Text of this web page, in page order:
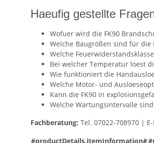
Haeufig gestellte
Wofuer wird die FK90
Welche Baugrößen sind für die
Welche
Bei welcher Temperatur loest
Wie funktioniert die
Welche Motor- und
Kann die FK90 in
Welche Wartungsintervalle
Fachberatung: Tel. 07022-708970 |
#productDetails.itemInformation#